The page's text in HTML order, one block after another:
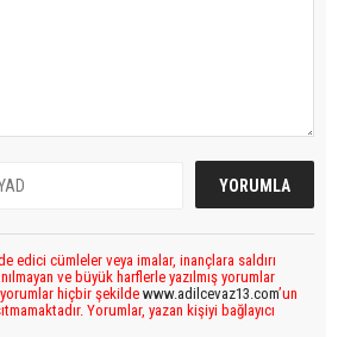
edici cümleler veya imalar, inançlara saldırı
ve büyük harflerle yazılmış yorumlar
yorumlar hiçbir şekilde www.adilcevaz13.com’un
Yorumlar, yazan kişiyi bağlayıcı